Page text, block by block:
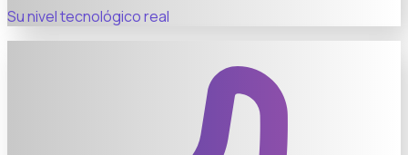
Su nivel tecnológico real